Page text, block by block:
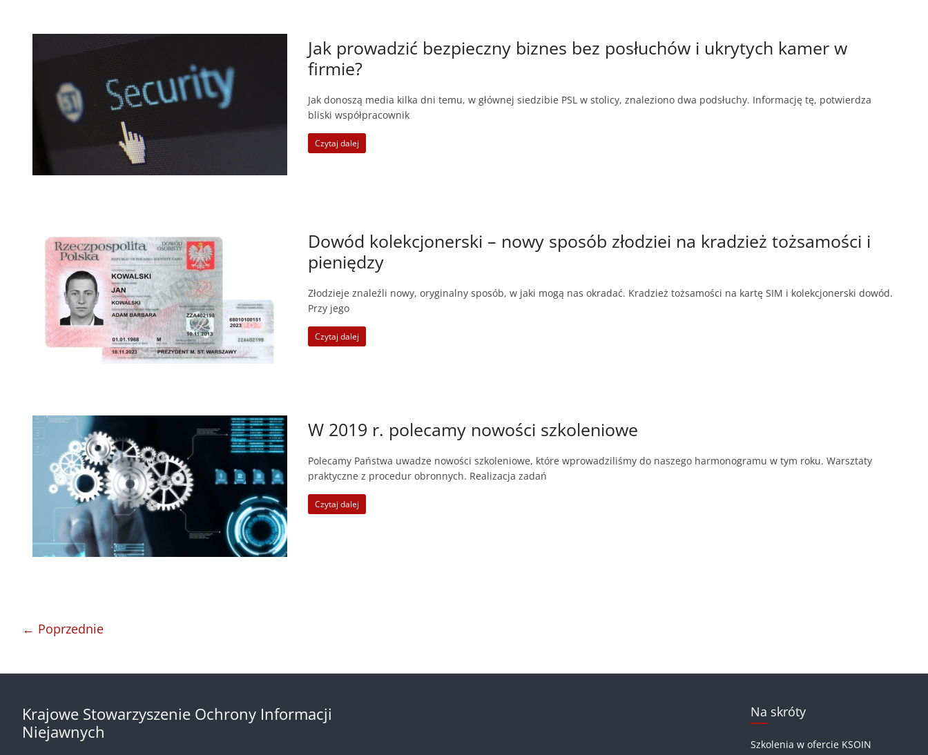
Jak prowadzić bezpieczny biznes bez posłuchów i ukrytych kamer w
firmie?
Jak donoszą media kilka dni temu, w głównej siedzibie PSL w stolicy, znaleziono dwa podsłuchy. Informację tę, potwierdza
bliski współpracownik
Czytaj dalej
Dowód kolekcjonerski – nowy sposób złodziei na kradzież tożsamości i
pieniędzy
Złodzieje znaleźli nowy, oryginalny sposób, w jaki mogą nas okradać. Kradzież tożsamości na kartę SIM i kolekcjonerski dowód.
Przy jego
Czytaj dalej
W 2019 r. polecamy nowości szkoleniowe
Polecamy Państwa uwadze nowości szkoleniowe, które wprowadziliśmy do naszego harmonogramu w tym roku. Warsztaty
praktyczne z procedur obronnych. Realizacja zadań
Czytaj dalej
← Poprzednie
Krajowe Stowarzyszenie Ochrony Informacji
Niejawnych
Na skróty
Szkolenia w ofercie KSOIN